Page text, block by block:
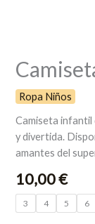
Ropa Niños
Camiseta infantil
y divertida.
amantes del
10,00€
3 4 5 6